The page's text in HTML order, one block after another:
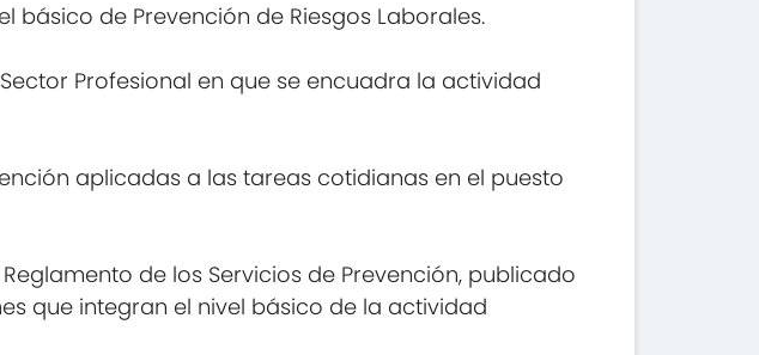
de Prevención de Riesgos Laborales.
Profesional en que se encuadra la actividad
aplicadas a las tareas cotidianas en el puesto
de los Servicios de Prevención, publicado
que integran el nivel básico de la actividad